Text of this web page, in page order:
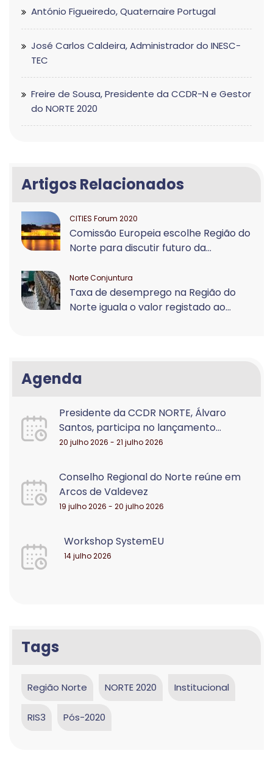
António Figueiredo, Quaternaire Portugal
José Carlos Caldeira, Administrador do INESC-
TEC
Freire de Sousa, Presidente da CCDR-N e Gestor
do NORTE 2020
Artigos Relacionados
CITIES Forum 2020
Comissão Europeia escolhe Região do
Norte para discutir futuro da...
Norte Conjuntura
Taxa de desemprego na Região do
Norte iguala o valor registado ao...
Agenda
Presidente da CCDR NORTE, Álvaro
Santos, participa no lançamento...
20 julho 2026 - 21 julho 2026
Conselho Regional do Norte reúne em
Arcos de Valdevez
19 julho 2026 - 20 julho 2026
Workshop SystemEU
14 julho 2026
Tags
Região Norte NORTE 2020 Institucional
RIS3 Pós-2020